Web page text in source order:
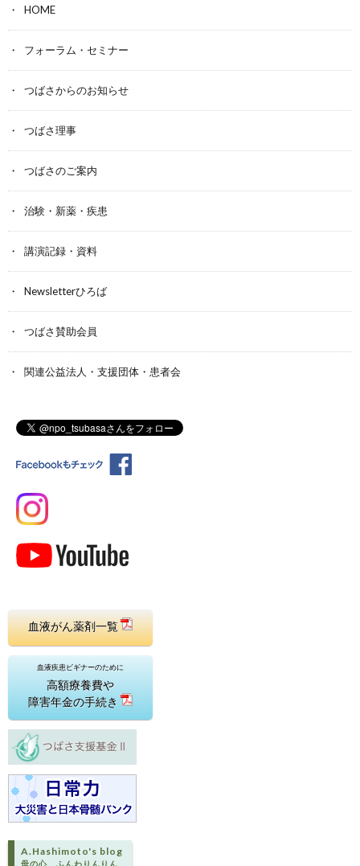
HOME
フォーラム・セミナー
つばさからのお知らせ
つばさ理事
つばさのご案内
治験・新薬・疾患
講演記録・資料
Newsletterひろば
つばさ賛助会員
関連公益法人・支援団体・患者会
血液がん薬剤一覧
血液疾患ビギナーのために
高額療養費や
障害年金の手続き
A.Hashimoto's blog
母の心、ふんわりんりん…